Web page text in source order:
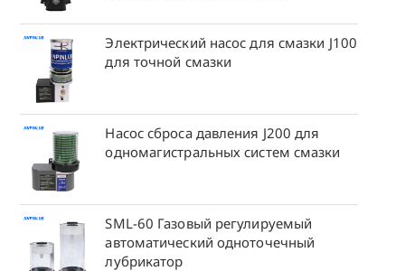
Электрический насос для смазки J100
для точной смазки
Насос сброса давления J200 для
одномагистральных систем смазки
SML-60 Газовый регулируемый
автоматический одноточечный
лубрикатор